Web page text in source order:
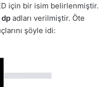
için bir isim belirlenmiştir.
dp adları verilmiştir. Öte
şöyle idi: